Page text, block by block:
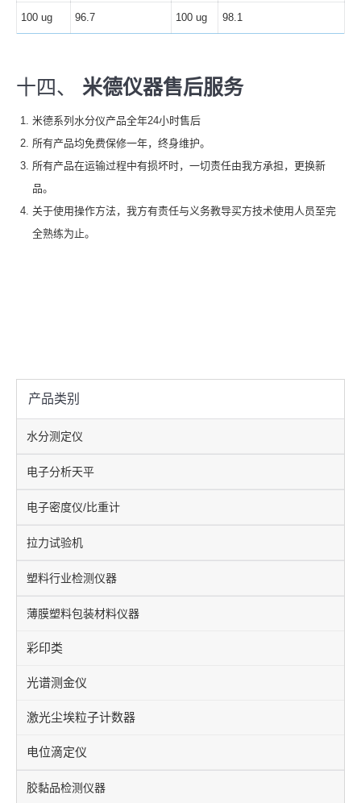
100 ug 96.7 100 ug 98.1
十四、 米德仪器售后服务
米德系列水分仪产品全年24小时售后
所有产品均免费保修一年，终身维护。
所有产品在运输过程中有损坏时，一切责任由我方承担，更换新
品。
关于使用操作方法，我方有责任与义务教导买方技术使用人员至完
全熟练为止。
产品类别
水分测定仪
电子分析天平
电子密度仪/比重计
拉力试验机
塑料行业检测仪器
薄膜塑料包装材料仪器
彩印类
光谱测金仪
激光尘埃粒子计数器
电位滴定仪
胶黏品检测仪器